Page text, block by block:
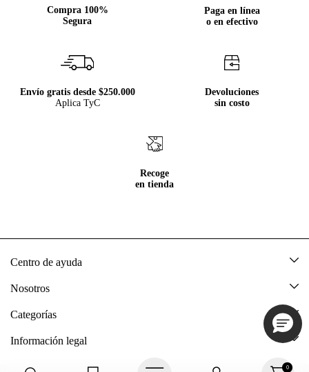
0
Compra 100%
Segura
Paga en línea
o en efectivo
Envío gratis desde $250.000
Aplica TyC
Devoluciones
sin costo
Recoge
en tienda
Centro de ayuda
Mis pedidos
Nosotros
Acerca de Tennis
Categorías
Nuevo
Información legal